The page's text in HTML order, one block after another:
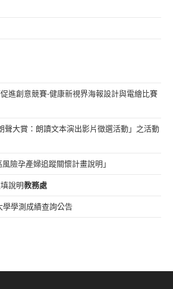
進創意競賽-健康新視界海報設計與電繪比賽
聲大賞：朗讀文本演出影片徵選活動」之活動
險孕產婦追蹤關懷計畫說明」
說明教務處
學學測成績查詢公告